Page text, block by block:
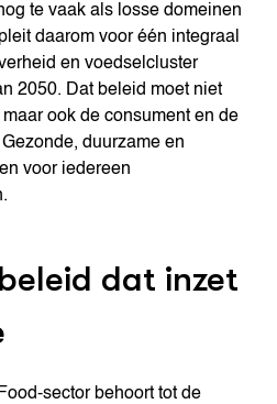
te vaak als losse domeinen
daarom voor één integraal
en voedselcluster
2050. Dat beleid moet niet
ook de consument en de
duurzame en
voor iedereen
dat inzet
sector behoort tot de